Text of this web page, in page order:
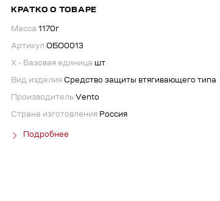
КРАТКО О ТОВАРЕ
Масса 1170г
Артикул ОБО0013
X - Базовая единица шт
Вид изделия Средство защиты втягивающего типа
Производитель Vento
Страна изготовления Россия
Подробнее